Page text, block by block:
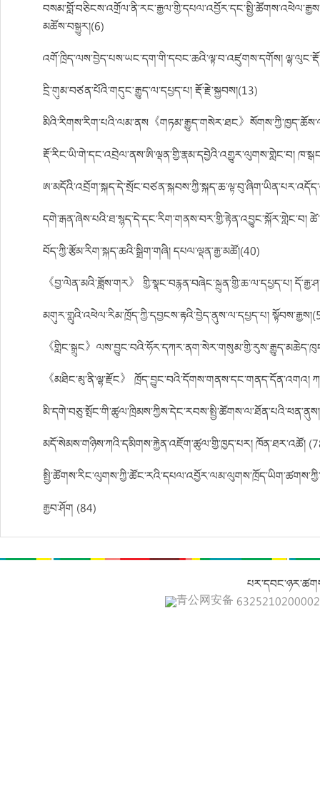
མཚོས་བསྒྱུར།(6)
འགོ་ཁྲིད་ལས་བྱེད་པས་ཡང་དག་གི་དབང་ཆའི་ལྟ་བ་འཛུགས་དགོས།
དྲི་གུམ་བཙན་པོའི་གདུང་རྒྱུད་ལ་དཔྱད་པ། རྡོ་རྗེ་སྐྱབས།(13)
མིའི་རིགས་རིག་པའི་ལམ་ནས《གཏམ་རྒྱུད་གསེར་ཐང》
རྡོ་རིང་ཡི་གེ་དང་འབྲེལ་ནས་ཨི་ལྡན་གྱི་རྣམ་དབྱེའི་འགྱུར་ལུགས་གླེང་བ།
དགེ་རྒན་ཞེས་པའི་ཐ་སྙད་དེ་དང་རིག་གནས་བར་གྱི་རྟེན་འབྱུང་སྐོར་གླེང་བ།
བོད་ཀྱི་རྩོམ་རིག་སྐད་ཆའི་སྒྲིག་གཞི། དཔལ་ལྡན་རྒྱ་མཚོ།(40)
《བྱ་ལེན་མའི་ཟློས་གར》 གྱི་སྣང་བརྙན་བཞེང་སྐྲུན་གྱི་ཆ་ལ་དཔྱད་པ།
མགུར་གླུའི་འཕེལ་རིམ་ཁྲོད་ཀྱི་དབྱངས་རྟའི་བྱེད་ནུས་ལ་དཔྱད་པ།
《གླིང་སྒྲུང》
《མཐིང་མུ་ནི་ལྷ་རྫོང》 ཁྲོད་བྱུང་བའི་དོགས་གནས་དང་གནད་དོན་འགའ།
མདོ་སེམས་གཉིས་ཀའི་དམིགས་རྐྱེན་འཇོག་ཚུལ་གྱི་ཁྱད་པར། ཁོན་ཐར་འཚོ།
རྒྱབ་ཤོག (84)
青公网安备